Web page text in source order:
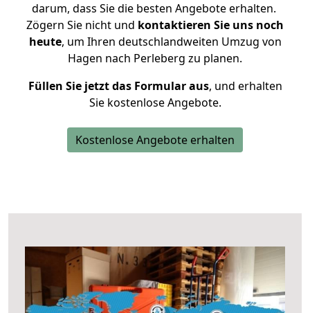
darum, dass Sie die besten Angebote erhalten.
Zögern Sie nicht und kontaktieren Sie uns noch
heute, um Ihren deutschlandweiten Umzug von
Hagen nach Perleberg zu planen.
Füllen Sie jetzt das Formular aus, und erhalten
Sie kostenlose Angebote.
Kostenlose Angebote erhalten